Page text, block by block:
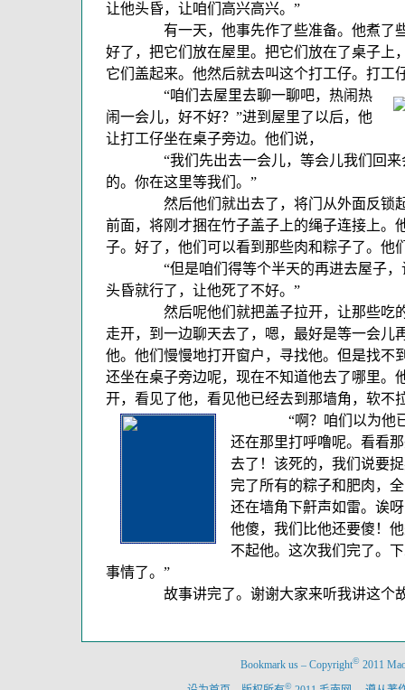
让他头昏，让咱们高兴高兴。”
有一天，他事先作了些准备。他煮了些
好了，把它们放在屋里。把它们放在了桌子上
它们盖起来。他然后就去叫这个打工仔。打工
“咱们去屋里去聊一聊吧，热闹热
闹一会儿，好不好？”进到屋里了以后，他
让打工仔坐在桌子旁边。他们说，
“我们先出去一会儿，等会儿我们回来会
的。你在这里等我们。”
然后他们就出去了，将门从外面反锁起
前面，将刚才捆在竹子盖子上的绳子连接上。
子。好了，他们可以看到那些肉和粽子了。他
“但是咱们得等个半天的再进去屋子，让
头昏就行了，让他死了不好。”
然后呢他们就把盖子拉开，让那些吃的
走开，到一边聊天去了，嗯，最好是等一会儿
他。他们慢慢地打开窗户，寻找他。但是找不
还坐在桌子旁边呢，现在不知道他去了哪里。
开，看见了他，看见他已经去到那墙角，软不
“啊？咱们以为他已
还在那里打呼噜呢。看看
去了！该死的，我们说要
完了所有的粽子和肥肉，
还在墙角下鼾声如雷。诶
他傻，我们比他还要傻！
不起他。这次我们完了。
事情了。”
故事讲完了。谢谢大家来听我讲这个
Bookmark us – Copyright© 2011
©